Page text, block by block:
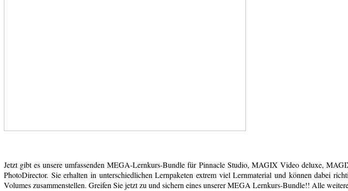
Jetzt gibt es unsere umfassenden MEGA-Lernkurs-Bundle für Pinnacle Studio, MAGIX Video deluxe,
PhotoDirector. Sie erhalten in unterschiedlichen Lernpaketen extrem viel Lernmaterial und können dabei
Volumes zusammenstellen. Greifen Sie jetzt zu und sichern eines unserer MEGA Lernkurs-Bundle!! Alle